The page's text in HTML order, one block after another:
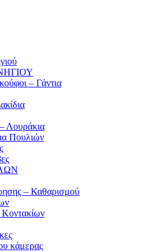
– Γάντια
Λουράκια
Πουλιών
– Καθαρισμού
κάμερας